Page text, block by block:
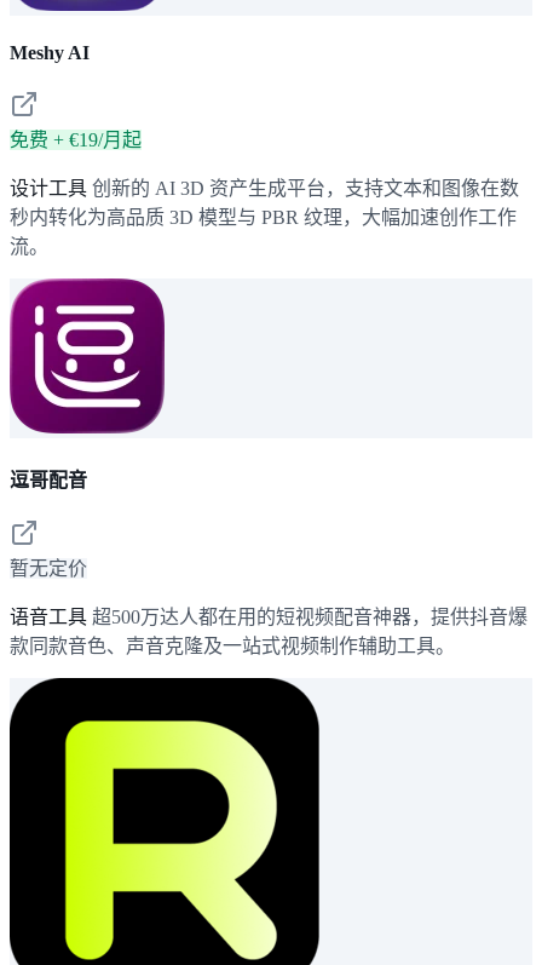
Meshy AI
免费 + €19/月起
设计工具 创新的 AI 3D 资产生成平台，支持文本和图像在数
秒内转化为高品质 3D 模型与 PBR 纹理，大幅加速创作工作
流。
逗哥配音
暂无定价
语音工具 超500万达人都在用的短视频配音神器，提供抖音爆
款同款音色、声音克隆及一站式视频制作辅助工具。